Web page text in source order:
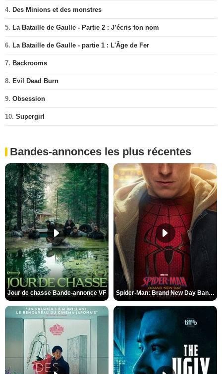
4. Des Minions et des monstres
5. La Bataille de Gaulle - Partie 2 : J’écris ton nom
6. La Bataille de Gaulle - partie 1 : L'Âge de Fer
7. Backrooms
8. Evil Dead Burn
9. Obsession
10. Supergirl
Bandes-annonces les plus récentes
Jour de chasse Bande-annonce VF Spider-Man: Brand New Day Bande-annonce (3) VO STFR